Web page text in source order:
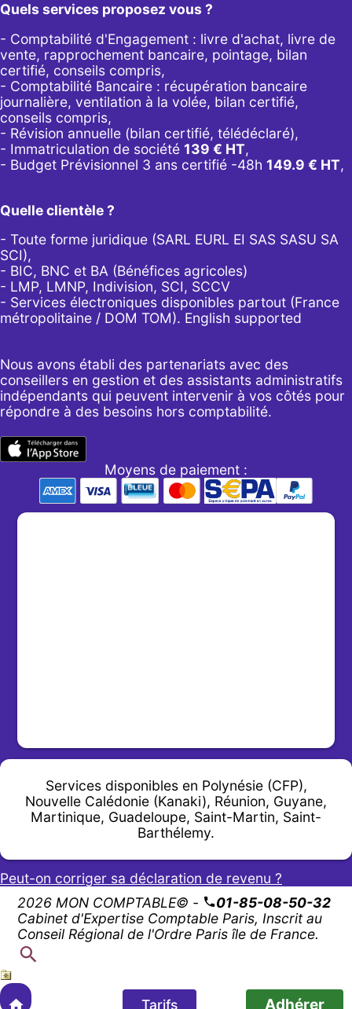
Quels services proposez vous ?
- Comptabilité d'Engagement : livre d'achat, livre de
vente, rapprochement bancaire, pointage, bilan
certifié, conseils compris,
- Comptabilité Bancaire : récupération bancaire
journalière, ventilation à la volée, bilan certifié,
conseils compris,
- Révision annuelle (bilan certifié, télédéclaré),
- Immatriculation de société 139 € HT,
- Budget Prévisionnel 3 ans certifié -48h 149.9 € HT,
Quelle clientèle ?
- Toute forme juridique (SARL EURL EI SAS SASU SA
SCI),
- BIC, BNC et BA (Bénéfices agricoles)
- LMP, LMNP, Indivision, SCI, SCCV
- Services électroniques disponibles partout (France
métropolitaine / DOM TOM). English supported
Nous avons établi des partenariats avec des
conseillers en gestion et des assistants administratifs
indépendants qui peuvent intervenir à vos côtés pour
répondre à des besoins hors comptabilité.
Moyens de paiement :
Services disponibles en Polynésie (CFP),
Nouvelle Calédonie (Kanaki), Réunion, Guyane,
Martinique, Guadeloupe, Saint-Martin, Saint-
Barthélemy.
Peut-on corriger sa déclaration de revenu ?
2026 MON COMPTABLE© -
01-85-08-50-32
Cabinet d'Expertise Comptable Paris, Inscrit au
Conseil Régional de l'Ordre Paris île de France.
Tarifs Adhérer